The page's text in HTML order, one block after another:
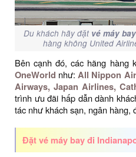
Du khách hãy đặt vé máy
hàng không United
Bên cạnh đó, các hãng hàng
OneWorld như: All Nippon
Airways, Japan Airlines,
trình ưu đãi hấp dẫn dành
tác như khách sạn, ngân hàng,
Đặt vé máy bay đi